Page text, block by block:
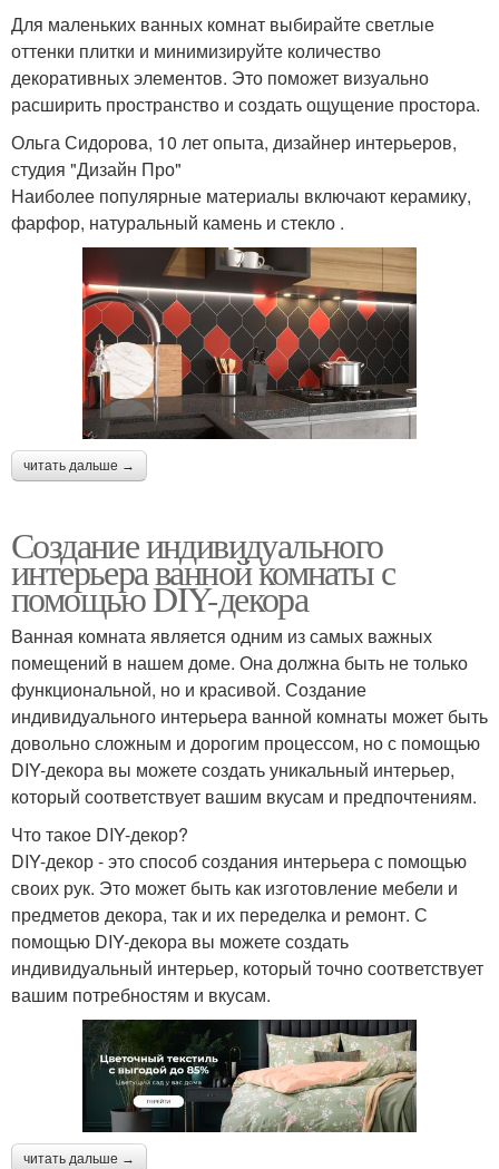
Для маленьких ванных комнат выбирайте светлые
оттенки плитки и минимизируйте количество
декоративных элементов. Это поможет визуально
расширить пространство и создать ощущение простора.
Ольга Сидорова, 10 лет опыта, дизайнер интерьеров,
студия "Дизайн Про"
Наиболее популярные материалы включают керамику,
фарфор, натуральный камень и стекло .
читать дальше →
Создание индивидуального
интерьера ванной комнаты с
помощью DIY-декора
Ванная комната является одним из самых важных
помещений в нашем доме. Она должна быть не только
функциональной, но и красивой. Создание
индивидуального интерьера ванной комнаты может быть
довольно сложным и дорогим процессом, но с помощью
DIY-декора вы можете создать уникальный интерьер,
который соответствует вашим вкусам и предпочтениям.
Что такое DIY-декор?
DIY-декор - это способ создания интерьера с помощью
своих рук. Это может быть как изготовление мебели и
предметов декора, так и их переделка и ремонт. С
помощью DIY-декора вы можете создать
индивидуальный интерьер, который точно соответствует
вашим потребностям и вкусам.
читать дальше →